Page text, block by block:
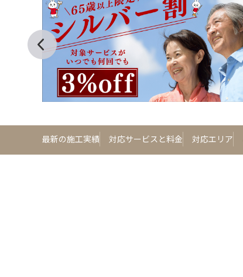
最新の施工実績 対応サービスと料金 対応エリア